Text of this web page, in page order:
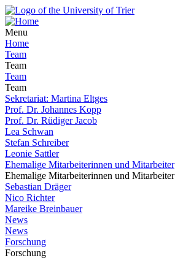
Menu
Home
Team
Team
Team
Team
Sekretariat: Martina Eltges
Prof. Dr. Johannes Kopp
Prof. Dr. Rüdiger Jacob
Lea Schwan
Stefan Schreiber
Leonie Sattler
Ehemalige Mitarbeiterinnen und Mitarbeiter
Ehemalige Mitarbeiterinnen und Mitarbeiter
Sebastian Dräger
Nico Richter
Mareike Breinbauer
News
News
Forschung
Forschung